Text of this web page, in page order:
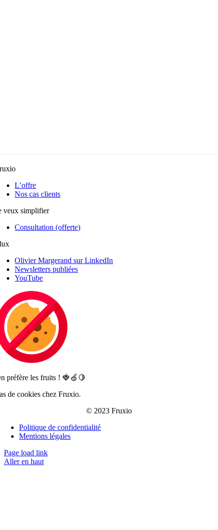
L’offre
Nos cas clients
veux simplifier
Consultation (offerte)
Olivier Margerand sur LinkedIn
Newsletters publiées
YouTube
préfère les fruits ! 🍓🍏🍋
de cookies chez Fruxio.
© 2023 Fruxio
Politique de confidentialité
Mentions légales
Page load link
Aller en haut